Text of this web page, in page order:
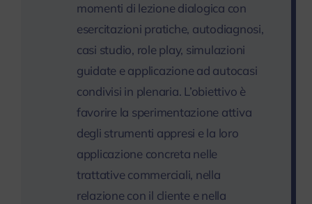
momenti di lezione dialogica con
esercitazioni pratiche, autodiagnosi,
casi studio, role play, simulazioni
guidate e applicazione ad autocasi
condivisi in plenaria. L’obiettivo è
favorire la sperimentazione attiva
degli strumenti appresi e la loro
applicazione concreta nelle
trattative commerciali, nella
relazione con il cliente e nella